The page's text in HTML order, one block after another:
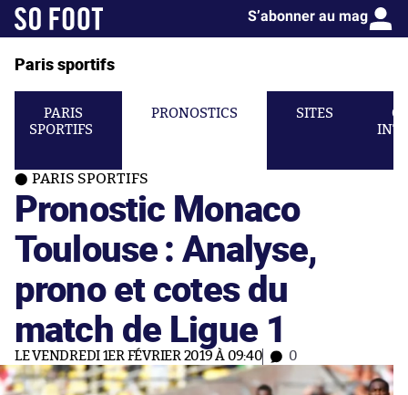
S’abonner au mag
Paris sportifs
PARIS
SPORTIFS
PRONOSTICS SITES
PARIS SPORTIFS
Pronostic Monaco
Toulouse : Analyse,
prono et cotes du
match de Ligue 1
LE VENDREDI 1ER FÉVRIER 2019 À 09:40 0